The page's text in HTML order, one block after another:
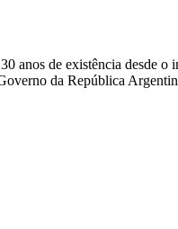
anos de existência desde
da República